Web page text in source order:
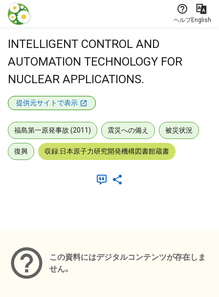
本文に飛ぶ
ヘルプEnglish
INTELLIGENT CONTROL AND
AUTOMATION TECHNOLOGY FOR
NUCLEAR APPLICATIONS.
提供元サイトで表示
福島第一原発事故 (2011) 震災への備え 被災状況
復興 収録:日本原子力研究開発機構図書館蔵書
この資料にはデジタルコンテンツが存在しま
せん。